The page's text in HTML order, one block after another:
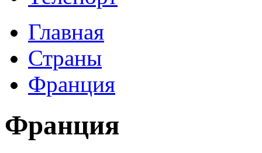
Главная
Страны
Франция
Франция